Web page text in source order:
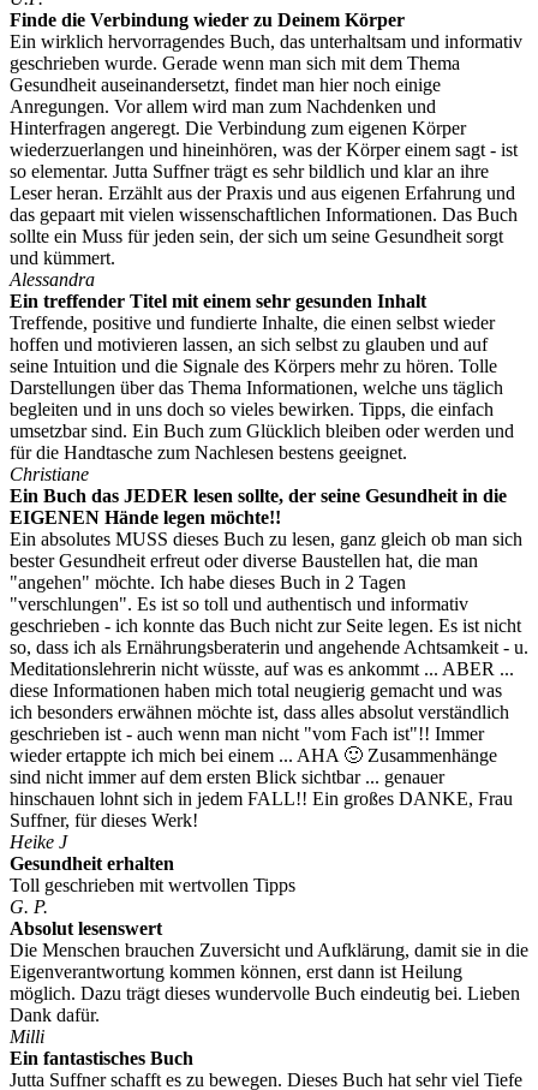
Finde die Verbindung wieder zu Deinem Körper
Ein wirklich hervorragendes Buch, das unterhaltsam und informativ
geschrieben wurde. Gerade wenn man sich mit dem Thema
Gesundheit auseinandersetzt, findet man hier noch einige
Anregungen. Vor allem wird man zum Nachdenken und
Hinterfragen angeregt. Die Verbindung zum eigenen Körper
wiederzuerlangen und hineinhören, was der Körper einem sagt - ist
so elementar. Jutta Suffner trägt es sehr bildlich und klar an ihre
Leser heran. Erzählt aus der Praxis und aus eigenen Erfahrung und
das gepaart mit vielen wissenschaftlichen Informationen. Das Buch
sollte ein Muss für jeden sein, der sich um seine Gesundheit sorgt
und kümmert.
Alessandra
Ein treffender Titel mit einem sehr gesunden Inhalt
Treffende, positive und fundierte Inhalte, die einen selbst wieder
hoffen und motivieren lassen, an sich selbst zu glauben und auf
seine Intuition und die Signale des Körpers mehr zu hören. Tolle
Darstellungen über das Thema Informationen, welche uns täglich
begleiten und in uns doch so vieles bewirken. Tipps, die einfach
umsetzbar sind. Ein Buch zum Glücklich bleiben oder werden und
für die Handtasche zum Nachlesen bestens geeignet.
Christiane
Ein Buch das JEDER lesen sollte, der seine Gesundheit in die
EIGENEN Hände legen möchte!!
Ein absolutes MUSS dieses Buch zu lesen, ganz gleich ob man sich
bester Gesundheit erfreut oder diverse Baustellen hat, die man
"angehen" möchte. Ich habe dieses Buch in 2 Tagen
"verschlungen". Es ist so toll und authentisch und informativ
geschrieben - ich konnte das Buch nicht zur Seite legen. Es ist nicht
so, dass ich als Ernährungsberaterin und angehende Achtsamkeit - u.
Meditationslehrerin nicht wüsste, auf was es ankommt ... ABER ...
diese Informationen haben mich total neugierig gemacht und was
ich besonders erwähnen möchte ist, dass alles absolut verständlich
geschrieben ist - auch wenn man nicht "vom Fach ist"!! Immer
wieder ertappte ich mich bei einem ... AHA 🙂 Zusammenhänge
sind nicht immer auf dem ersten Blick sichtbar ... genauer
hinschauen lohnt sich in jedem FALL!! Ein großes DANKE, Frau
Suffner, für dieses Werk!
Heike J
Gesundheit erhalten
Toll geschrieben mit wertvollen Tipps
G. P.
Absolut lesenswert
Die Menschen brauchen Zuversicht und Aufklärung, damit sie in die
Eigenverantwortung kommen können, erst dann ist Heilung
möglich. Dazu trägt dieses wundervolle Buch eindeutig bei. Lieben
Dank dafür.
Milli
Ein fantastisches Buch
Jutta Suffner schafft es zu bewegen. Dieses Buch hat sehr viel Tiefe